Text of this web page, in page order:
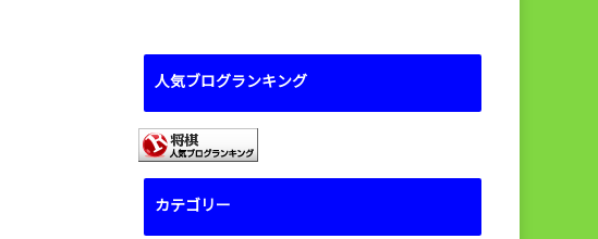
人気ブログランキング
カテゴリー